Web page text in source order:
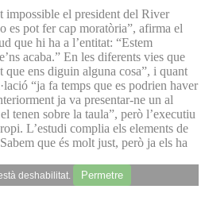
impossible el president del River
es pot fer cap moratòria”, afirma el
que hi ha a l’entitat: “Estem
acaba.” En les diferents vies que
que ens diguin alguna cosa”, i quant
“ja fa temps que es podrien haver
ja va presentar-ne un al
tenen sobre la taula”, però l’executiu
L’estudi complia els elements de
que és molt just, però ja els ha
deshabilitat. Permetre